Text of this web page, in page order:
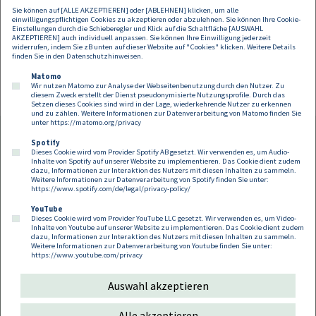
Footer
Kontakt Datenschutz
Impressum
Compliance
Cookies
Sie können auf [ALLE AKZEPTIEREN] oder [ABLEHNEN] klicken, um alle
einwilligungspflichtigen Cookies zu akzeptieren oder abzulehnen. Sie können Ihre Cookie-
Einstellungen durch die Schieberegler und Klick auf die Schaltfläche [AUSWAHL
AKZEPTIEREN] auch individuell anpassen. Sie können Ihre Einwilligung jederzeit
widerrufen, indem Sie zB unten auf dieser Website auf "Cookies" klicken. Weitere Details
finden Sie in den Datenschutzhinweisen.
Matomo
Wir nutzen Matomo zur Analyse der Webseitenbenutzung durch den Nutzer. Zu
diesem Zweck erstellt der Dienst pseudonymisierte Nutzungsprofile. Durch das
Setzen dieses Cookies sind wird in der Lage, wiederkehrende Nutzer zu erkennen
und zu zählen. Weitere Informationen zur Datenverarbeitung von Matomo finden Sie
unter https://matomo.org/privacy
Spotify
Dieses Cookie wird vom Provider Spotify AB gesetzt. Wir verwenden es, um Audio-
Inhalte von Spotify auf unserer Website zu implementieren. Das Cookie dient zudem
dazu, Informationen zur Interaktion des Nutzers mit diesen Inhalten zu sammeln.
Weitere Informationen zur Datenverarbeitung von Spotify finden Sie unter:
https://www.spotify.com/de/legal/privacy-policy/
YouTube
Dieses Cookie wird vom Provider YouTube LLC gesetzt. Wir verwenden es, um Video-
Inhalte von Youtube auf unserer Website zu implementieren. Das Cookie dient zudem
dazu, Informationen zur Interaktion des Nutzers mit diesen Inhalten zu sammeln.
Weitere Informationen zur Datenverarbeitung von Youtube finden Sie unter:
https://www.youtube.com/privacy
Auswahl akzeptieren
Follow us on:
Copyright 2026